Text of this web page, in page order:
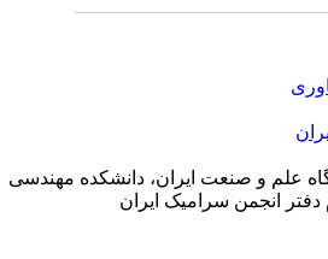
علم و صنعت ایران، دانشکده مهندسی
انجمن سرامیک ایران